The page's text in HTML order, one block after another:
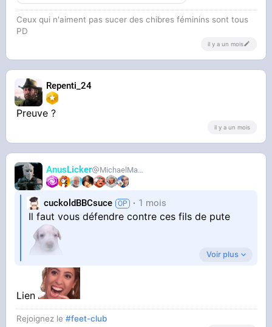
Ceux qui n'aiment pas sucer des chibres féminins sont tous
PD
il y a un mois
Repenti_24
Preuve ?
il y a un mois
AnusLicker MichaelMann
cuckoldBBCsuce 1 mois
Il faut vous défendre contre ces fils de pute
Voir plus
Lien
Rejoignez le#feet-club